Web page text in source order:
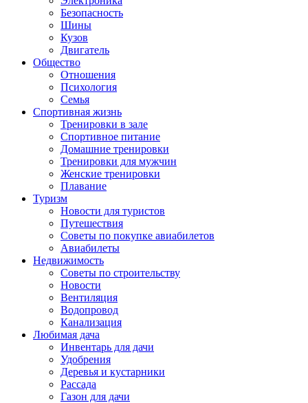
Безопасность
Шины
Кузов
Двигатель
Общество
Отношения
Психология
Семья
Спортивная жизнь
Тренировки в зале
Спортивное питание
Домашние тренировки
Тренировки для мужчин
Женские тренировки
Плавание
Туризм
Новости для туристов
Путешествия
Советы по покупке авиабилетов
Авиабилеты
Недвижимость
Советы по строительству
Новости
Вентиляция
Водопровод
Канализация
Любимая дача
Инвентарь для дачи
Удобрения
Деревья и кустарники
Рассада
Газон для дачи